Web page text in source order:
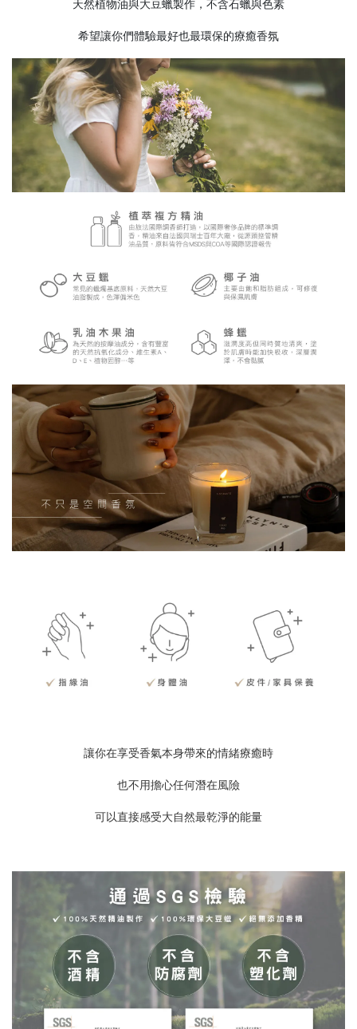
天然植物油與大豆蠟製作，不含石蠟與色素
希望讓你們體驗最好也最環保的療癒香氛
讓你在享受香氣本身帶來的情緒療癒時
也不用擔心任何潛在風險
可以直接感受大自然最乾淨的能量